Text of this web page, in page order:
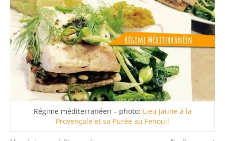
Régime méditerranéen – photo: Lieu Jaune à la
Provençale et sa Purée au Fenouil